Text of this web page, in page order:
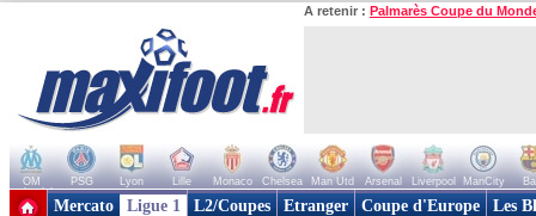
A retenir : Palmarès Coupe du
OM PSG Lyon Lille Monaco Chelsea Man Utd Arsenal Liverpool ManCity
+ de clubs
Mercato Ligue 1 L2/Coupes Etranger Coupe d'Europe Les